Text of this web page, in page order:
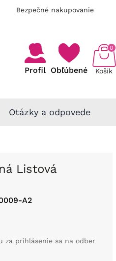
Bezpečné nakupovanie
Profil Obľúbené Košík
0
Otázky a odpovede
A2
za prihlásenie sa na odber